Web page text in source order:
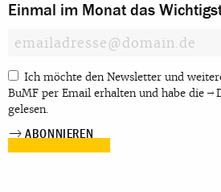
Einmal im Monat das
Ich möchte den Newsletter und
BuMF per Email erhalten und habe die
gelesen.